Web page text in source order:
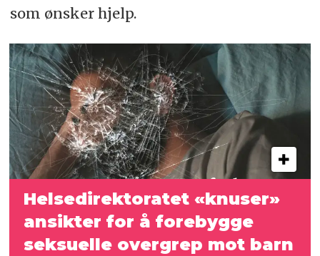
som ønsker hjelp.
Helsedirektoratet «knuser»
ansikter for åforebygge
seksuelle overgrep mot barn